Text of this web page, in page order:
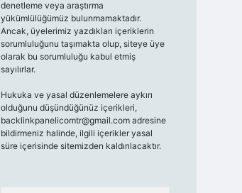
denetleme veya araştırma
yükümlülüğümüz bulunmamaktadır.
Ancak, üyelerimiz yazdıkları içeriklerin
sorumluluğunu taşımakta olup, siteye üye
olarak bu sorumluluğu kabul etmiş
sayılırlar.
Hukuka ve yasal düzenlemelere aykırı
olduğunu düşündüğünüz içerikleri,
backlinkpanelicomtr@gmail.comadresine
bildirmeniz halinde, ilgili içerikler yasal
süre içerisinde sitemizden kaldırılacaktır.